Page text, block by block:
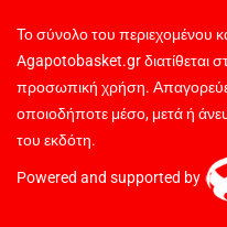
Το σύνολο του περιεχομένου
Agapotobasket.gr διατίθεται
προσωπική χρήση.
οποιοδήποτε μέσο, μετά ή
του εκδότη.
Powered and supported by